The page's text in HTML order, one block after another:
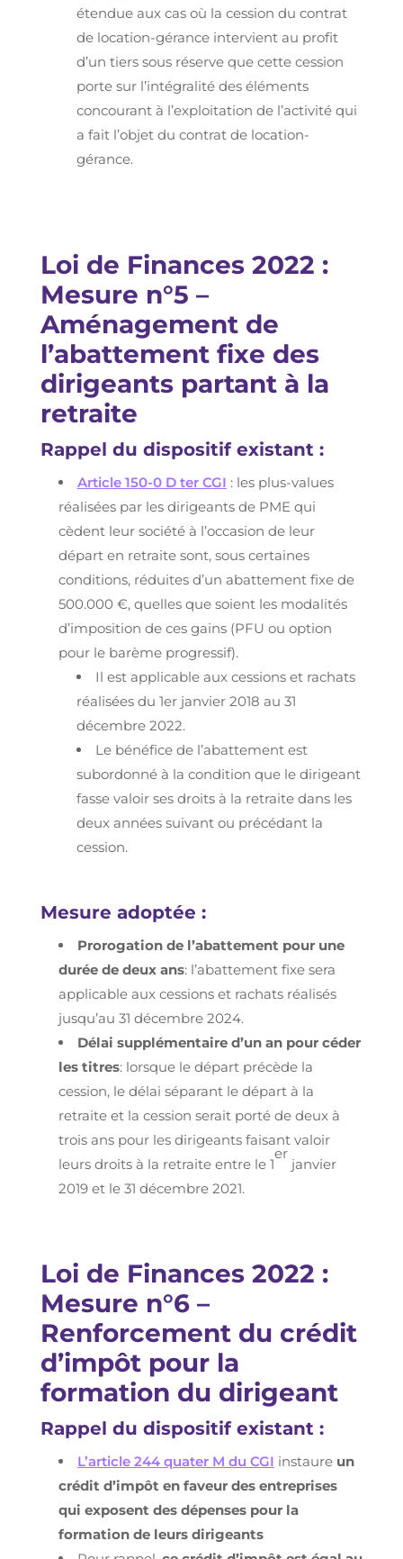
étendue aux cas où la cession du contrat
de location-gérance intervient au profit
d’un tiers sous réserve que cette cession
porte sur l’intégralité des éléments
concourant à l’exploitation de l’activité qui
a fait l’objet du contrat de location-
gérance.
Loi de Finances 2022 :
Mesure n°5 –
Aménagement de
l’abattement fixe des
dirigeants partant à la
retraite
Rappel du dispositif existant :
Article 150-0 D ter CGI : les plus-values
réalisées par les dirigeants de PME qui
cèdent leur société à l’occasion de leur
départ en retraite sont, sous certaines
conditions, réduites d’un abattement fixe de
500.000 €, quelles que soient les modalités
d’imposition de ces gains (PFU ou option
pour le barème progressif).
Il est applicable aux cessions et rachats
réalisées du 1er janvier 2018 au 31
décembre 2022.
Le bénéfice de l’abattement est
subordonné à la condition que le dirigeant
fasse valoir ses droits à la retraite dans les
deux années suivant ou précédant la
cession.
Mesure adoptée :
Prorogation de l’abattement pour une
durée de deux ans: l’abattement fixe sera
applicable aux cessions et rachats réalisés
jusqu’au 31 décembre 2024.
Délai supplémentaire d’un an pour céder
les titres: lorsque le départ précède la
cession, le délai séparant le départ à la
retraite et la cession serait porté de deux à
trois ans pour les dirigeants faisant valoir
leurs droits à la retraite entre le 1
er
janvier
2019 et le 31 décembre 2021.
Loi de Finances 2022 :
Mesure n°6 –
Renforcement du crédit
d’impôt pour la
formation du dirigeant
Rappel du dispositif existant :
L’article 244 quater M du CGI instaure un
crédit d’impôt en faveur des entreprises
qui exposent des dépenses pour la
formation de leurs dirigeants